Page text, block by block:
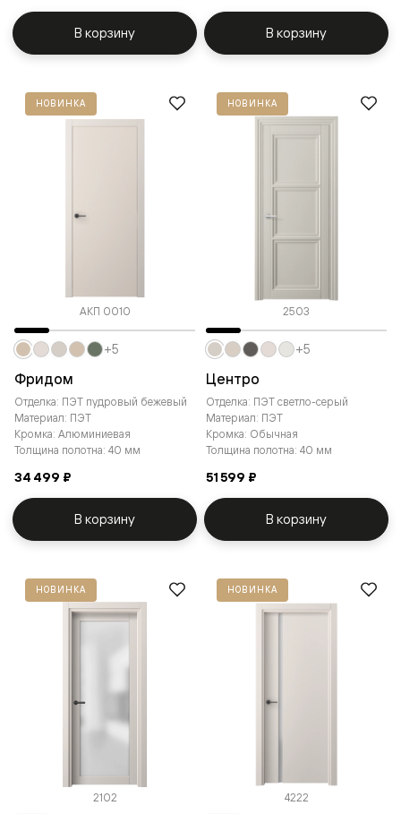
В корзину В корзину
НОВИНКА
АКП 0010
Фридом
Отделка: ПЭТ пудровый бежевый
Материал: ПЭТ
Кромка: Алюминиевая
Толщина полотна: 40 мм
34 499 ₽
+5
В корзину
НОВИНКА
2503
Центро
Отделка: ПЭТ светло-серый
Материал: ПЭТ
Кромка: Обычная
Толщина полотна: 40 мм
51 599 ₽
+5
В корзину
НОВИНКА
2102
НОВИНКА
4222